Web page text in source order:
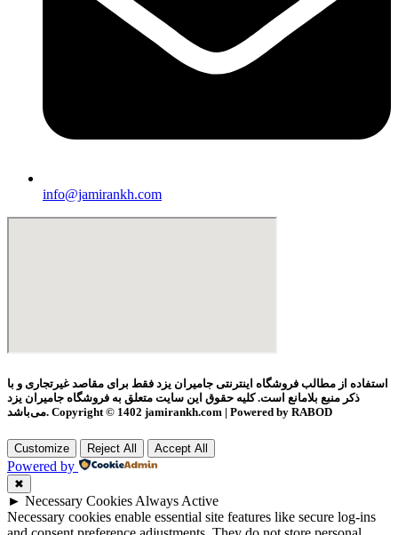
info@jamirankh.com
استفاده از مطالب فروشگاه اینترنتی جامیران یزد فقط برای مقاصد غیرتجاری و با
ذکر منبع بلامانع است. کلیه حقوق این سایت متعلق به فروشگاه جامیران یزد
می‌باشد. Copyright © 1402 jamirankh.com | Powered by RABOD
Customize Reject All Accept All
Powered by
✖
► Necessary Cookies Always Active
Necessary cookies enable essential site features like secure log-ins